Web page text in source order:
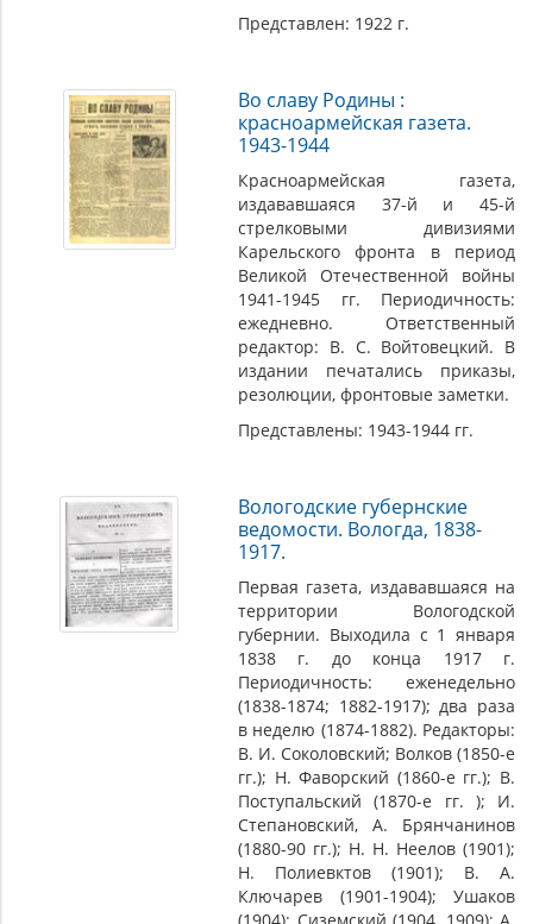
Представлен: 1922 г.
Во славу Родины :
красноармейская газета.
1943-1944
Красноармейская газета,
издававшаяся 37-й и 45-й
стрелковыми дивизиями
Карельского фронта в период
Великой Отечественной войны
1941-1945 гг. Периодичность:
ежедневно. Ответственный
редактор: В. С. Войтовецкий. В
издании печатались приказы,
резолюции, фронтовые заметки.
Представлены: 1943-1944 гг.
Вологодские губернские
ведомости. Вологда, 1838-
1917.
Первая газета, издававшаяся на
территории Вологодской
губернии. Выходила с 1 января
1838 г. до конца 1917 г.
Периодичность: еженедельно
(1838-1874; 1882-1917); два раза
в неделю (1874-1882). Редакторы:
В. И. Соколовский; Волков (1850-е
гг.); Н. Фаворский (1860-е гг.); В.
Поступальский (1870-е гг. ); И.
Степановский, А. Брянчанинов
(1880-90 гг.); Н. Н. Неелов (1901);
Н. Полиевктов (1901); В. А.
Ключарев (1901-1904); Ушаков